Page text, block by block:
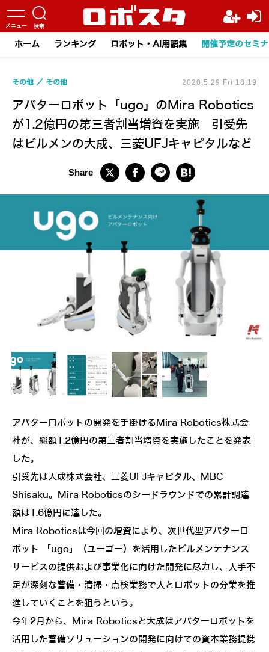
ホーム ランキング ロボット・AI用語集 開催予定のセミ
アバターロボット「ugo」のMira Robotics
が1.2億円の第三者割当増資を実施 引受先
はビルメンの大成、三菱UFJキャピタルなど
その他 その他 2020.5.29 Fri 18:19
アバターロボットの開発を手掛けるMira Robotics株式会
社が、総額1.2億円の第三者割当増資を実施したことを発表
した。
引受先は大成株式会社、三菱UFJキャピタル、MBC
Shisaku。Mira Roboticsのシードラウンドでの累計調達
額は1.6億円に達した。
Mira Roboticsは今回の増資により、次世代型アバターロ
ボット 「ugo」（ユーゴー）を活用したビルメンテナンス
サービスの提供および事業化に向けた開発に尽力し、人手不
足が深刻な警備・清掃・点検業務で人とロボットの分業を推
進していくことを狙うという。
今年2月から、Mira Roboticsと大成はアバターロボットを
活用した警備ソリューションの開発に向けての資本業務提携